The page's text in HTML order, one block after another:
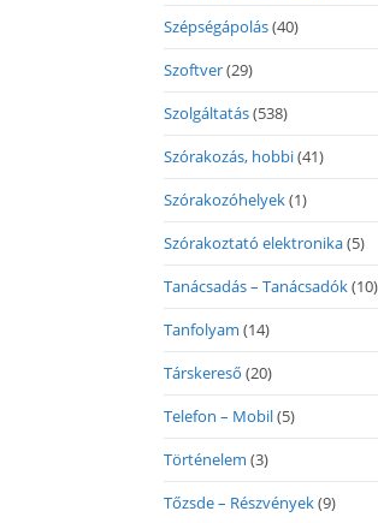
Szépségápolás(40)
Szoftver(29)
Szolgáltatás(538)
Szórakozás, hobbi(41)
Szórakozóhelyek(1)
Szórakoztató elektronika(5)
Tanácsadás – Tanácsadók(10)
Tanfolyam (14)
Társkereső (20)
Telefon – Mobil(5)
Történelem (3)
Tőzsde – Részvények(9)